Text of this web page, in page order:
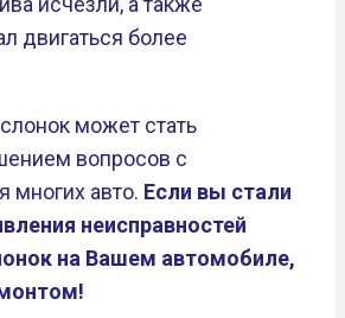
двигаться более
может стать
вопросов с
многих авто. Если вы стали
неисправностей
на Вашем автомобиле,